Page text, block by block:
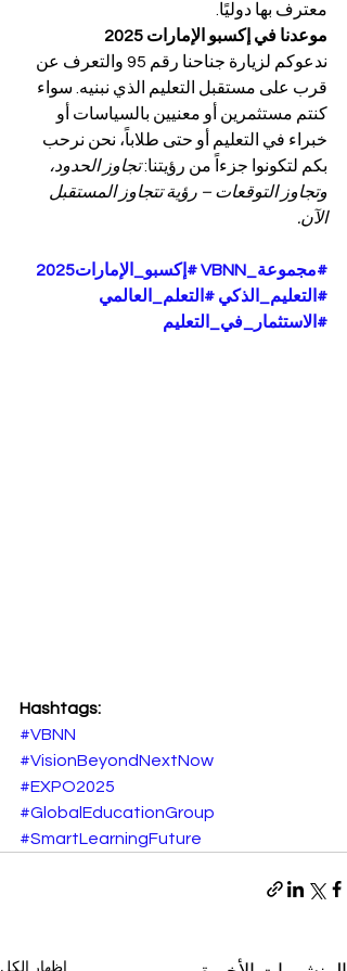
معترف بها دوليًا.
موعدنا في إكسبو الإمارات 2025
ندعوكم لزيارة جناحنا رقم 95 والتعرف عن
قرب على مستقبل التعليم الذي نبنيه. سواء
كنتم مستثمرين أو معنيين بالسياسات أو
خبراء في التعليم أو حتى طلاباً، نحن نرحب
بكم لتكونوا جزءاً من رؤيتنا: تجاوز الحدود،
وتجاوز التوقعات – رؤية تتجاوز المستقبل
الآن.
#مجموعة_VBNN
#إكسبو_الإمارات2025
#التعليم_الذكي #التعلم_العالمي
#الاستثمار_في_التعليم
Hashtags:
#VBNN
#VisionBeyondNextNow
#EXPO2025
#GlobalEducationGroup
#SmartLearningFuture
إظهار الكل